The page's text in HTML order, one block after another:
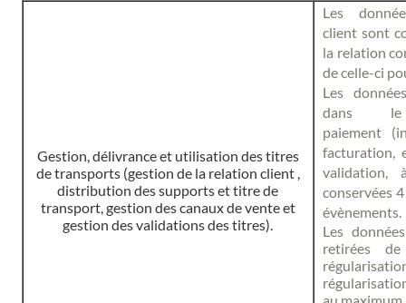
Gestion, délivrance et utilisation des titres
de transports (gestion de la relation client ,
distribution des supports et titre de
transport, gestion des canaux de vente et
gestion des validations des titres).
Les
client sont
la relation
de celle-ci
Les
dans
paiement
facturation,
validation,
conservées
évènements.
Les
retirées